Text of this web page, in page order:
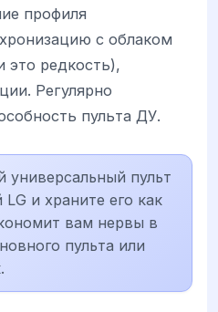
профиля
с облаком
это редкость),
Регулярно
пульта ДУ.
универсальный пульт
и храните его как
вам нервы в
пульта или